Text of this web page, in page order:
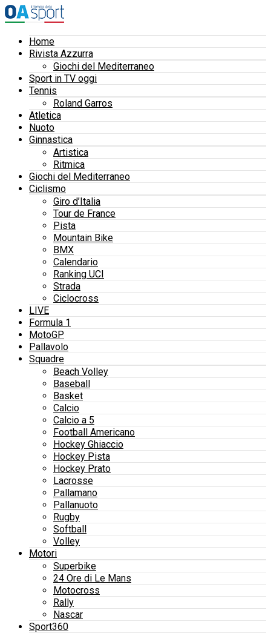
Home
Rivista Azzurra
Giochi del Mediterraneo
Sport in TV oggi
Tennis
Roland Garros
Atletica
Nuoto
Ginnastica
Artistica
Ritmica
Giochi del Mediterraneo
Ciclismo
Giro d’Italia
Tour de France
Pista
Mountain Bike
BMX
Calendario
Ranking UCI
Strada
Ciclocross
LIVE
Formula 1
MotoGP
Pallavolo
Squadre
Beach Volley
Baseball
Basket
Calcio
Calcio a 5
Football Americano
Hockey Ghiaccio
Hockey Pista
Hockey Prato
Lacrosse
Pallamano
Pallanuoto
Rugby
Softball
Volley
Motori
Superbike
24 Ore di Le Mans
Motocross
Rally
Nascar
Sport360